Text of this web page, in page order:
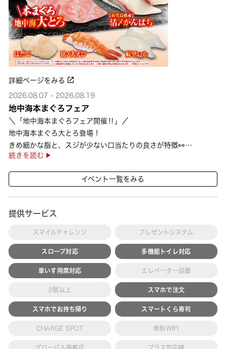
詳細ページをみる
2026.08.07 - 2026.08.19
地中海本まぐろフェア
＼「地中海本まぐろフェア開催‼」／
地中海本まぐろ大とろ登場！
きめ細かな脂と、スジが少ない口当たりの良さが特徴👀
さらに、鹿児島で育った高級魚【鹿児島県産活〆かんぱち】など
続きを読む
イベント一覧をみる
提供サービス
スマイルチャレンジ プレゼントシステム
スロープ対応 多機能トイレ対応
車いす用席対応 エレベーター設置
2階以上 スマホで注文
スマホでお持ち帰り スマートくら寿司
CHARGE SPOT 無料WIFI
グローバル旗艦店 プラス型店舗